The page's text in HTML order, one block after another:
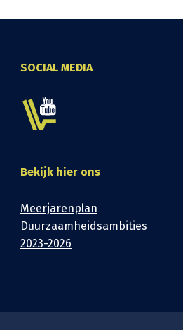
SOCIAL MEDIA
Bekijk hier ons
Meerjarenplan
Duurzaamheidsambities
2023-2026